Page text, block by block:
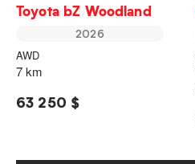
Toyota bZ Woodland
2026
AWD
7 km
63 250 $